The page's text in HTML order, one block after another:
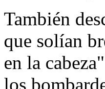
También
que solían
en la
los